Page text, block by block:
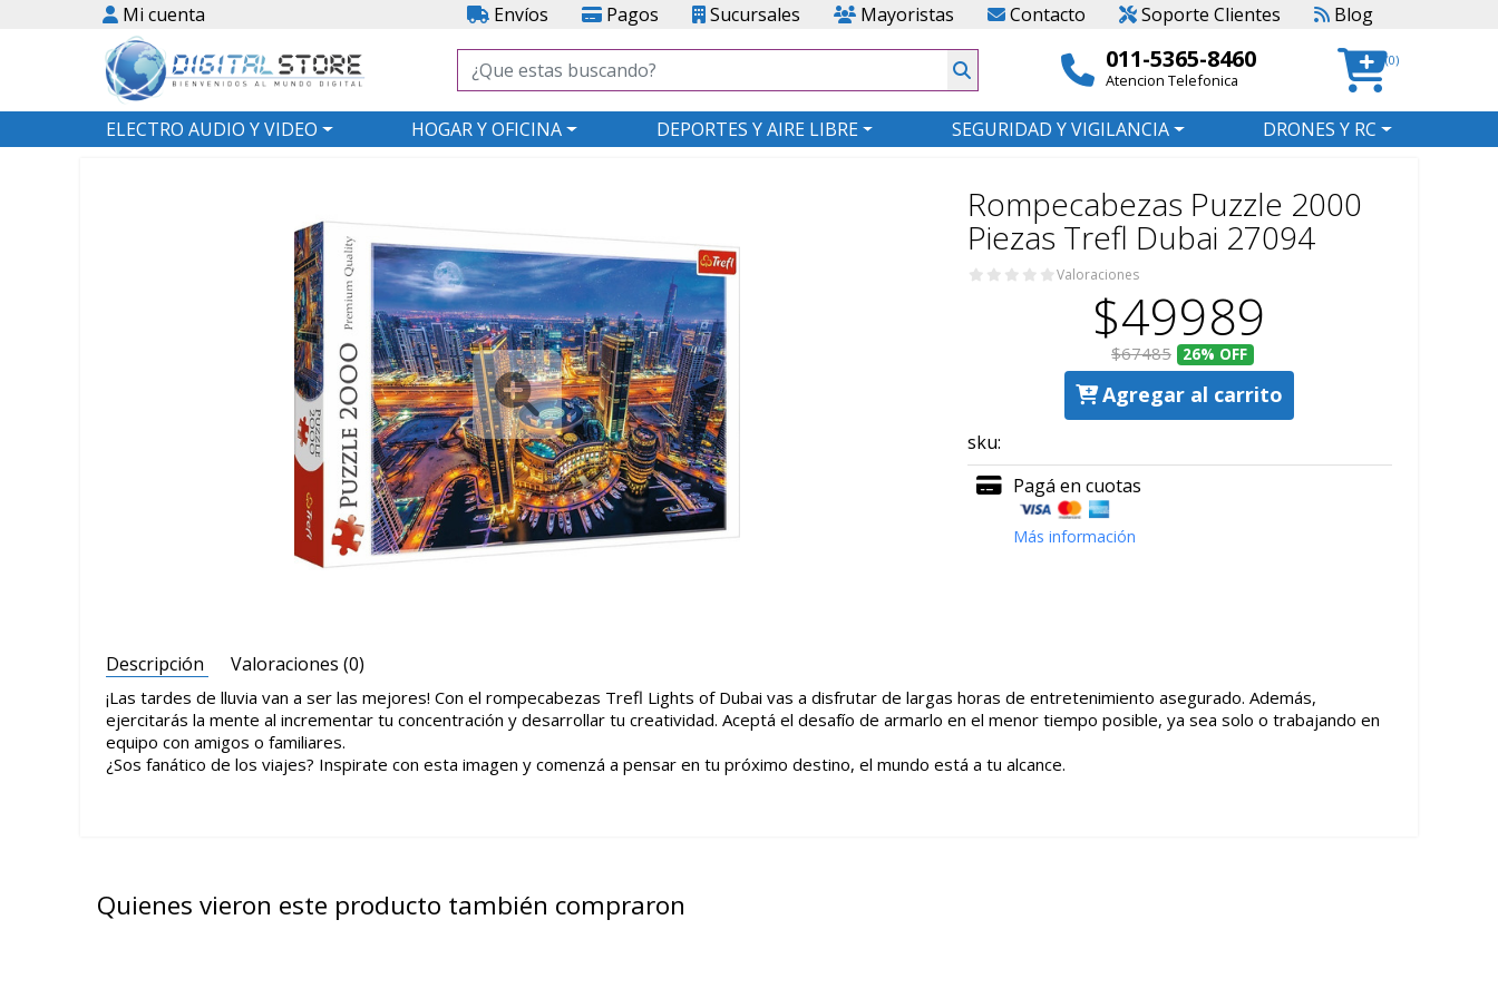
Mi cuenta Envíos Pagos Sucursales Mayoristas Contacto Soporte Clientes Blog
011-5365-8460
Atencion Telefonica
(0)
ELECTRO AUDIO Y VIDEO HOGAR Y OFICINA DEPORTES Y AIRE LIBRE SEGURIDAD Y VIGILANCIA DRONES Y RC
Rompecabezas Puzzle 2000
Piezas Trefl Dubai 27094
Valoraciones
$49989
$67485 26% OFF
Agregar al carrito
sku:
Pagá en cuotas
Más información
Descripción Valoraciones (0)
¡Las tardes de lluvia van a ser las mejores! Con el rompecabezas Trefl Lights of Dubai vas a disfrutar de largas horas de entretenimiento asegurado. Además,
ejercitarás la mente al incrementar tu concentración y desarrollar tu creatividad. Aceptá el desafío de armarlo en el menor tiempo posible, ya sea solo o trabajando en
equipo con amigos o familiares.
¿Sos fanático de los viajes? Inspirate con esta imagen y comenzá a pensar en tu próximo destino, el mundo está a tu alcance.
Quienes vieron este producto también compraron